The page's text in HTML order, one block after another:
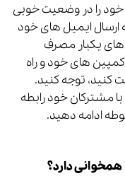
خود را در وضعیت خوبی
ارسال ایمیل های خود
های یکبار مصرف
های خود و راه
کنید، توجه کنید.
مشترکان خود رابطه
ادامه دهید.